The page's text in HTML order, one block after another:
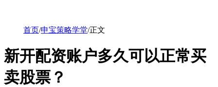
首页/申宝策略学堂/正文
新开配资账户多久可以正常买
卖股票？